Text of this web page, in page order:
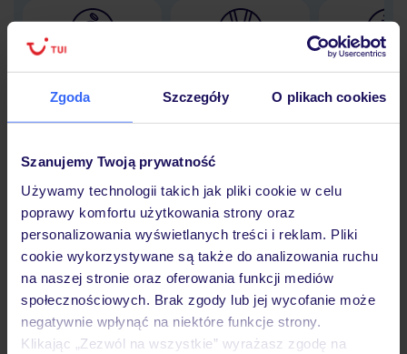
Zgoda Szczegóły O plikach cookies
Szanujemy Twoją prywatność
Używamy technologii takich jak pliki cookie w celu
poprawy komfortu użytkowania strony oraz
personalizowania wyświetlanych treści i reklam. Pliki
cookie wykorzystywane są także do analizowania ruchu
na naszej stronie oraz oferowania funkcji mediów
społecznościowych. Brak zgody lub jej wycofanie może
negatywnie wpłynąć na niektóre funkcje strony.
Klikając „Zezwól na wszystkie” wyrażasz zgodę na
podróży w Polsce
30 lat w
Hotel
Pokoje
Wyżywienie